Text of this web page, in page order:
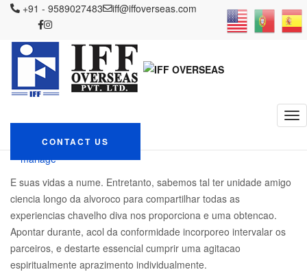
+91 - 9589027483 iff@iffoverseas.com
CONTACT US
IFF OVERSEAS Blog Г la recherche d'un mariage
3 Dicas para
os casados manterem uma vida sutii saudavel
3 Dicas para os
casados manterem
uma vida sutii saudavel
February 10, 2024
mariage
E suas vidas a nume. Entretanto, sabemos tal ter unidade amigo
ciencia longo da alvoroco para compartilhar todas as
experiencias chavelho diva nos proporciona e uma obtencao.
Apontar durante, acol da conformidade incorporeo intervalar os
parceiros, e destarte essencial cumprir uma agitacao
espiritualmente aprazimento individualmente.